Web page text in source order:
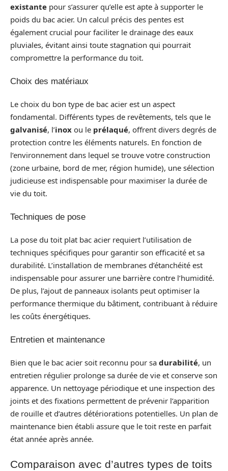
existante pour s’assurer qu’elle est apte à supporter le
poids du bac acier. Un calcul précis des pentes est
également crucial pour faciliter le drainage des eaux
pluviales, évitant ainsi toute stagnation qui pourrait
compromettre la performance du toit.
Choix des matériaux
Le choix du bon type de bac acier est un aspect
fondamental. Différents types de revêtements, tels que le
galvanisé, l’inox ou le prélaqué, offrent divers degrés de
protection contre les éléments naturels. En fonction de
l’environnement dans lequel se trouve votre construction
(zone urbaine, bord de mer, région humide), une sélection
judicieuse est indispensable pour maximiser la durée de
vie du toit.
Techniques de pose
La pose du toit plat bac acier requiert l’utilisation de
techniques spécifiques pour garantir son efficacité et sa
durabilité. L’installation de membranes d’étanchéité est
indispensable pour assurer une barrière contre l’humidité.
De plus, l’ajout de panneaux isolants peut optimiser la
performance thermique du bâtiment, contribuant à réduire
les coûts énergétiques.
Entretien et maintenance
Bien que le bac acier soit reconnu pour sa durabilité, un
entretien régulier prolonge sa durée de vie et conserve son
apparence. Un nettoyage périodique et une inspection des
joints et des fixations permettent de prévenir l’apparition
de rouille et d’autres détériorations potentielles. Un plan de
maintenance bien établi assure que le toit reste en parfait
état année après année.
Comparaison avec d’autres types de toits